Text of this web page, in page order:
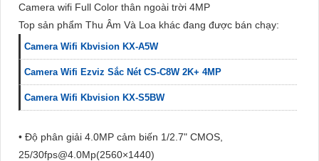
Camera wifi Full Color thân ngoài trời 4MP
Top sản phẩm Thu Âm Và Loa khác đang được bán chạy:
Camera Wifi Kbvision KX-A5W
Camera Wifi Ezviz Sắc Nét CS-C8W 2K+ 4MP
Camera Wifi Kbvision KX-S5BW
• Độ phân giải 4.0MP cảm biến 1/2.7" CMOS,
25/30fps@4.0Mp(2560×1440)